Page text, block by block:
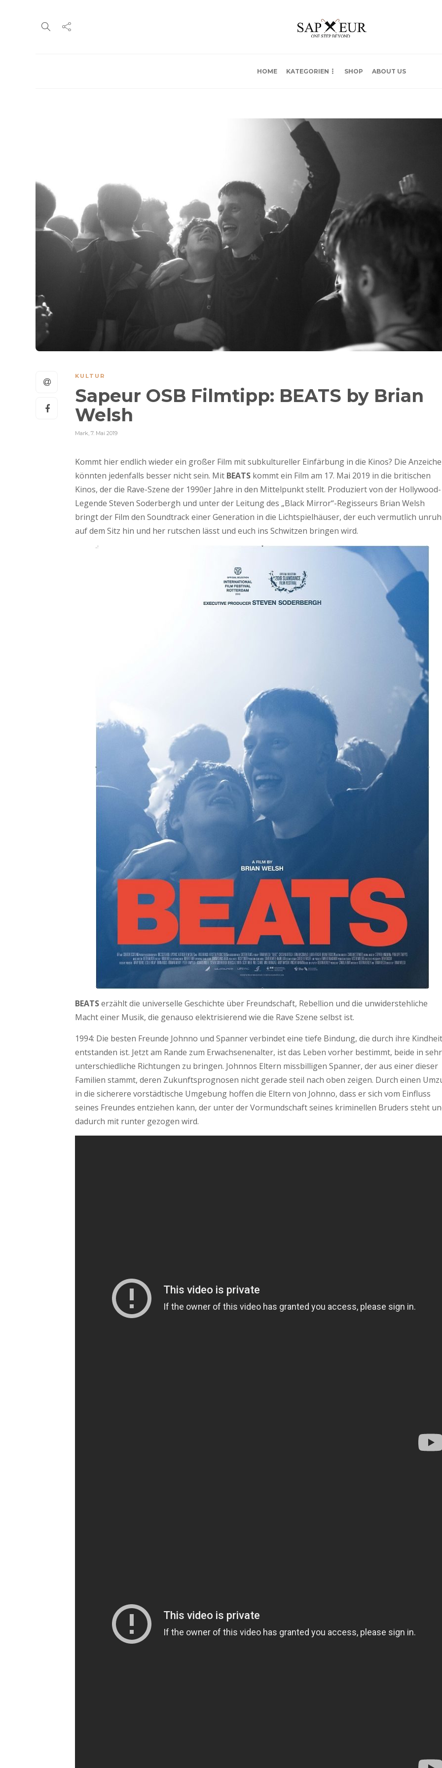
HOME KATEGORIEN SHOP ABOUT US
KULTUR
Sapeur OSB Filmtipp: BEATS by Brian
Welsh
Mark, 7. Mai 2019
Kommt hier endlich wieder ein großer Film mit subkultureller Einfärbung in die Kinos? Die
könnten jedenfalls besser nicht sein. Mit BEATS kommt ein Film am 17. Mai 2019 in die britischen
Kinos, der die Rave-Szene der 1990er Jahre in den Mittelpunkt stellt. Produziert von der Hollywood-
Legende Steven Soderbergh und unter der Leitung des „Black Mirror“-Regisseurs Brian Welsh
bringt der Film den Soundtrack einer Generation in die Lichtspielhäuser, der euch vermutlich
auf dem Sitz hin und her rutschen lässt und euch ins Schwitzen bringen wird.
BEATSerzählt die universelle Geschichte über Freundschaft, Rebellion und die unwiderstehliche
Macht einer Musik, die genauso elektrisierend wie die Rave Szene selbst ist.
1994: Die besten Freunde Johnno und Spanner verbindet eine tiefe Bindung, die durch ihre Kindheit
entstanden ist. Jetzt am Rande zum Erwachsenenalter, ist das Leben vorher bestimmt, beide in sehr
unterschiedliche Richtungen zu bringen. Johnnos Eltern missbilligen Spanner, der aus einer dieser
Familien stammt, deren Zukunftsprognosen nicht gerade steil nach oben zeigen. Durch einen
in die sicherere vorstädtische Umgebung hoffen die Eltern von Johnno, dass er sich vom Einfluss
seines Freundes entziehen kann, der unter der Vormundschaft seines kriminellen Bruders steht
dadurch mit runter gezogen wird.